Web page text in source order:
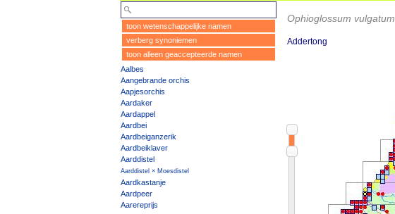
toon wetenschappelijke namen
verberg synoniemen
toon alleen geaccepteerde namen
Aalbes
Aangebrande orchis
Aapjesorchis
Aardaker
Aardappel
Aardbei
Aardbeiganzerik
Aardbeiklaver
Aarddistel
Aarddistel × Moesdistel
Aardkastanje
Aardpeer
Aarereprijs
Ophioglossum vulgatum
Addertong